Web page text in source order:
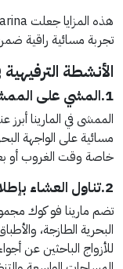
تجربة مسائية راقية
الأنشطة
1.المشي على الممشى البحري
الممشى في المارينا
مسائية على الواجهة
خاصة وقت الغروب أو
2.تناول العشاء بإطلالة بحرية
تضم مارينا فو كوك
البحرية الطازجة،
للأزواج الباحثين عن